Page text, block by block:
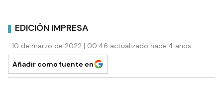
EDICIÓN IMPRESA
10 de marzo de 2022 | 00:46 actualizado hace 4 años
Añadir como fuente en